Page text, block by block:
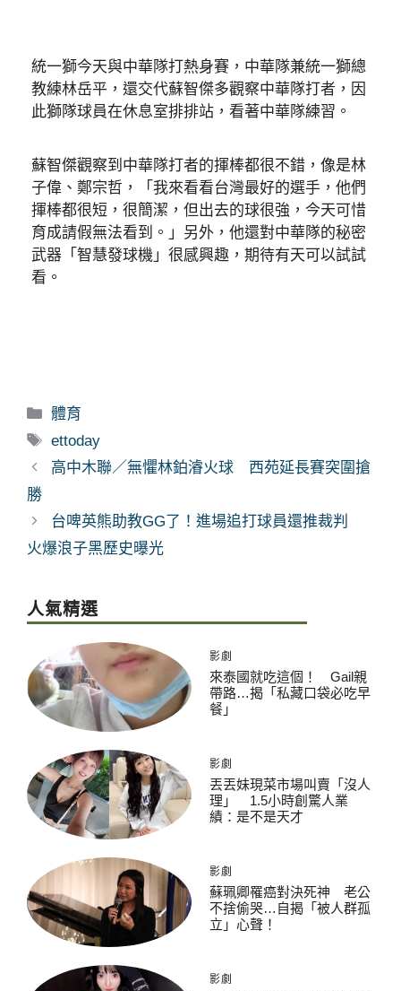
統一獅今天與中華隊打熱身賽，中華隊兼統一獅總
教練林岳平，還交代蘇智傑多觀察中華隊打者，因
此獅隊球員在休息室排排站，看著中華隊練習。
蘇智傑觀察到中華隊打者的揮棒都很不錯，像是林
子偉、鄭宗哲，「我來看看台灣最好的選手，他們
揮棒都很短，很簡潔，但出去的球很強，今天可惜
育成請假無法看到。」另外，他還對中華隊的秘密
武器「智慧發球機」很感興趣，期待有天可以試試
看。
分
類
體育
標
籤
ettoday
高中木聯／無懼林鉑濬火球 西苑延長賽突圍搶
勝
台啤英熊助教GG了！進場追打球員還推裁判
火爆浪子黑歷史曝光
人氣精選
影劇
來泰國就吃這個！ Gail親
帶路…揭「私藏口袋必吃早
餐」
影劇
丟丟妹現菜市場叫賣「沒人
理」 1.5小時創驚人業
績：是不是天才
影劇
蘇珮卿罹癌對決死神 老公
不捨偷哭…自揭「被人群孤
立」心聲！
影劇